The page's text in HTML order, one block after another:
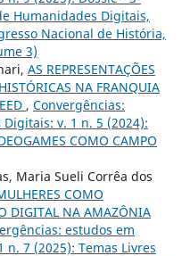
Humanidades Digitais,
Nacional de História,
3)
AS REPRESENTAÇÕES
NA FRANQUIA
, Convergências:
v. 1 n. 5 (2024):
COMO CAMPO
Maria Sueli Corrêa dos
COMO
DIGITAL NA AMAZÔNIA
estudos em
7 (2025): Temas Livres